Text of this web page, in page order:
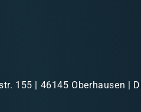
155 | 46145 Oberhausen |